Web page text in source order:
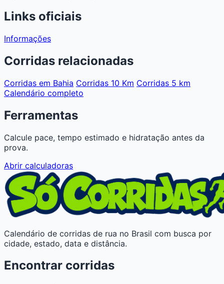
Links oficiais
Informações
Corridas relacionadas
Corridas em Bahia Corridas 10 Km Corridas 5 km
Calendário completo
Ferramentas
Calcule pace, tempo estimado e hidratação antes da
prova.
Abrir calculadoras
Calendário de corridas de rua no Brasil com busca por
cidade, estado, data e distância.
Encontrar corridas